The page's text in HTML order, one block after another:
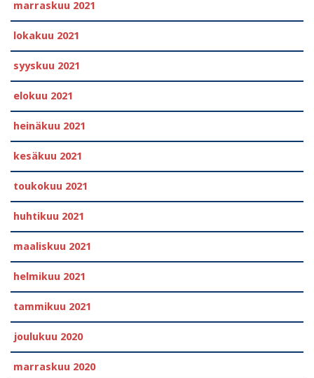
marraskuu 2021
lokakuu 2021
syyskuu 2021
elokuu 2021
heinäkuu 2021
kesäkuu 2021
toukokuu 2021
huhtikuu 2021
maaliskuu 2021
helmikuu 2021
tammikuu 2021
joulukuu 2020
marraskuu 2020